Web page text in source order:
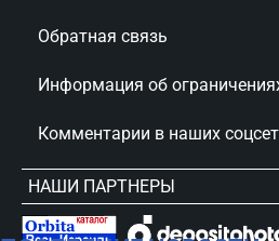
Обратная связь
Информация об
Комментарии в наших
НАШИ ПАРТНЕРЫ